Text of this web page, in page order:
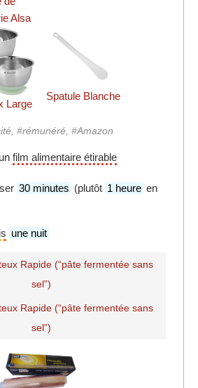
Alsa
Large
Spatule Blanche
#rémunéré, #Amazon
film alimentaire étirable
30 minutes (plutôt 1 heure en
une nuit